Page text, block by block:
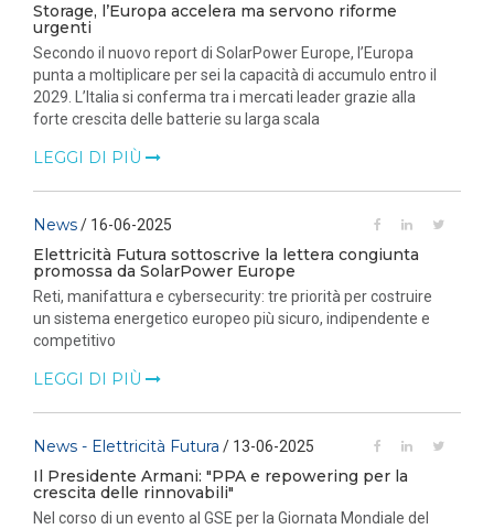
Storage, l’Europa accelera ma servono riforme
urgenti
Secondo il nuovo report di SolarPower Europe, l’Europa
punta a moltiplicare per sei la capacità di accumulo entro il
2029. L’Italia si conferma tra i mercati leader grazie alla
forte crescita delle batterie su larga scala
LEGGI DI PIÙ
News/ 16-06-2025
Elettricità Futura sottoscrive la lettera congiunta
promossa da SolarPower Europe
Reti, manifattura e cybersecurity: tre priorità per costruire
un sistema energetico europeo più sicuro, indipendente e
competitivo
LEGGI DI PIÙ
News - Elettricità Futura / 13-06-2025
Il Presidente Armani: "PPA e repowering per la
crescita delle rinnovabili"
Nel corso di un evento al GSE per la Giornata Mondiale del